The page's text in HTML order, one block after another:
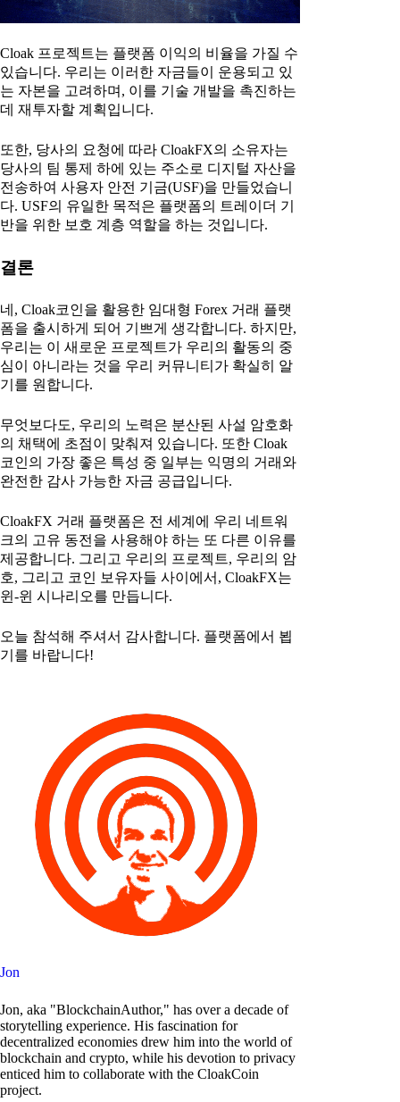
Cloak 프로젝트는 플랫폼 이익의 비율을 가질 수
있습니다. 우리는 이러한 자금들이 운용되고 있
는 자본을 고려하며, 이를 기술 개발을 촉진하는
데 재투자할 계획입니다.
또한, 당사의 요청에 따라 CloakFX의 소유자는
당사의 팀 통제 하에 있는 주소로 디지털 자산을
전송하여 사용자 안전 기금(USF)을 만들었습니
다. USF의 유일한 목적은 플랫폼의 트레이더 기
반을 위한 보호 계층 역할을 하는 것입니다.
결론
네, Cloak코인을 활용한 임대형 Forex 거래 플랫
폼을 출시하게 되어 기쁘게 생각합니다. 하지만,
우리는 이 새로운 프로젝트가 우리의 활동의 중
심이 아니라는 것을 우리 커뮤니티가 확실히 알
기를 원합니다.
무엇보다도, 우리의 노력은 분산된 사설 암호화
의 채택에 초점이 맞춰져 있습니다. 또한 Cloak
코인의 가장 좋은 특성 중 일부는 익명의 거래와
완전한 감사 가능한 자금 공급입니다.
CloakFX 거래 플랫폼은 전 세계에 우리 네트워
크의 고유 동전을 사용해야 하는 또 다른 이유를
제공합니다. 그리고 우리의 프로젝트, 우리의 암
호, 그리고 코인 보유자들 사이에서, CloakFX는
윈-윈 시나리오를 만듭니다.
오늘 참석해 주셔서 감사합니다. 플랫폼에서 뵙
기를 바랍니다!
Jon
Jon, aka "BlockchainAuthor," has over a decade of
storytelling experience. His fascination for
decentralized economies drew him into the world of
blockchain and crypto, while his devotion to privacy
enticed him to collaborate with the CloakCoin
project.